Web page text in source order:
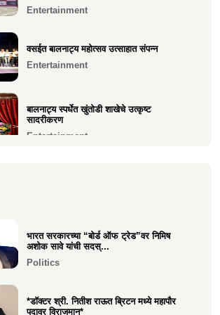
जगप्रसिद्ध कॉम्रेड्स अल्ट्रा मॅरेथॉनमध्ये आदिती सावे
मुंबई फ्युजन फेस्ट 2026 मध्ये दहिसरच्या कृपाली भूषण
अंबारे) हिचे...
Entertainment
वसईत बालनाट्य महोत्सव उत्साहात संपन्न
Entertainment
बालनाट्य स्पर्धेत खुंतोडी शाखेचे उत्कृष्ट
सादरीकरण
Entertainment
नीरज चुरी निर्मित“साबर बोंडं” – अनेक
आंतरराष्ट्रीय पुरस्कारा...
Entertainment
भारत सरकारच्या “बोर्ड ऑफ ट्रेड”वर निमिष
अशोक सावे यांची सदस्...
Politics
*डॉक्टर श्री. नितीश राऊत ब्रिटन मध्ये महापौर
पदावर विराजमान*